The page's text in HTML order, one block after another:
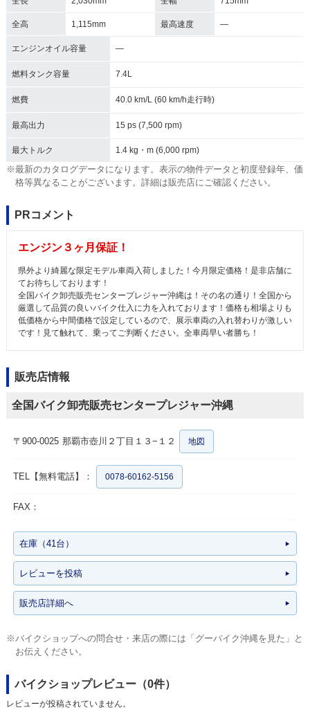
全高 1,115mm 最高速度 ―
エンジンオイル容量 ―
燃料タンク容量 7.4L
燃費 40.0 km/L (60 km/h走行時)
最高出力 15 ps (7,500 rpm)
最大トルク 1.4 kg・m (6,000 rpm)
※最新のカタログデータになります。表示の物件データと初度登録年、価
格等異なることがございます。詳細は販売店にご確認ください。
PRコメント
エンジン３ヶ月保証！
県外より綺麗な限定モデル車両入荷しました！今月限定価格！是非店舗に
てお待ちしております！
全国バイク卸売販売センタープレジャー沖縄は！その名の通り！全国から
厳選して品質の良いバイク仕入に力を入れております！価格も相場よりも
低価格から中間価格で設定しているので、展示車両の入れ替わりが激しい
です！見て触れて、乗ってご判断ください。全車両早い者勝ち！
販売店情報
全国バイク卸売販売センタープレジャー沖縄
〒900-0025 那覇市壺川２丁目１３−１２ 地図
TEL【無料電話】： 0078-60162-5156
FAX：
在庫（41台）
レビューを投稿
販売店詳細へ
※バイクショップへの問合せ・来店の際には「グーバイク沖縄を見た」と
お伝えください。
バイクショップレビュー（0件）
レビューが投稿されていません。